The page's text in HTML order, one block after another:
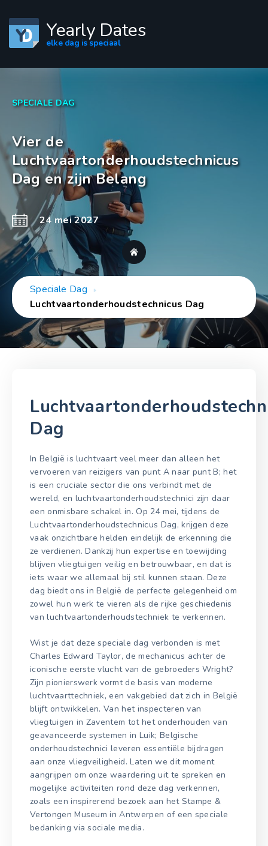
Yearly Dates
elke dag is speciaal
SPECIALE DAG
Vier de
Luchtvaartonderhoudstechnicus
Dag en zijn Belang
24 mei 2027
Speciale Dag
Luchtvaartonderhoudstechnicus Dag
Dag
In België is luchtvaart veel meer dan alleen het
vervoeren van reizigers van punt A naar punt B; het
is een cruciale sector die ons verbindt met de
wereld, en luchtvaartonderhoudstechnici zijn daar
een onmisbare schakel in. Op 24 mei, tijdens de
Luchtvaartonderhoudstechnicus Dag, krijgen deze
vaak onzichtbare helden eindelijk de erkenning die
ze verdienen. Dankzij hun expertise en toewijding
blijven vliegtuigen veilig en betrouwbaar, en dat is
iets waar we allemaal bij stil kunnen staan. Deze
dag biedt ons in België de perfecte gelegenheid om
zowel hun werk te vieren als de rijke geschiedenis
van luchtvaartonderhoudstechniek te verkennen.
Wist je dat deze speciale dag verbonden is met
Charles Edward Taylor, de mechanicus achter de
iconische eerste vlucht van de gebroeders Wright?
Zijn pionierswerk vormt de basis van moderne
luchtvaarttechniek, een vakgebied dat zich in België
blijft ontwikkelen. Van het inspecteren van
vliegtuigen in Zaventem tot het onderhouden van
geavanceerde systemen in Luik; Belgische
onderhoudstechnici leveren essentiële bijdragen
aan onze vliegveiligheid. Laten we dit moment
aangrijpen om onze waardering uit te spreken en
mogelijke activiteiten rond deze dag verkennen,
zoals een inspirerend bezoek aan het Stampe &
Vertongen Museum in Antwerpen of een speciale
bedanking via sociale media.